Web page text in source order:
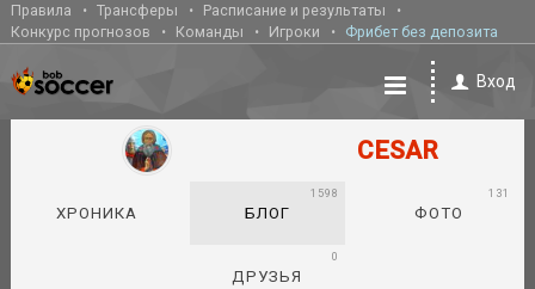
Правила Трансферы
Расписание и результаты
Конкурс прогнозов
Команды Игроки Фрибет без депозита
Вход
CESAR
ХРОНИКА БЛОГ
1598
ФОТО
131
ДРУЗЬЯ
0